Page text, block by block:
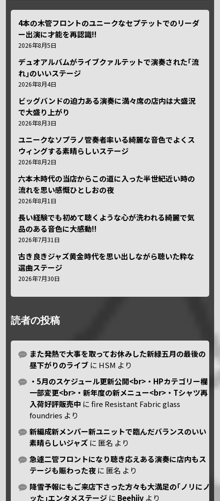
4本の木管フロントのユニークなセプテットでのリーダ
ー出演に才能を再認識!!
2026年8月5日
デュオアルバムがライブクァルテットで演奏された｢流
れ｣のいいステージ
2026年8月4日
ビッグバンドの迫力ある演奏に満々席の店内は大盛況
で大盛り上がり
2026年8月3日
ユニークなソプラノ管奏者率いる綺麗な音色でよくス
ウィングする素晴らしいステージ
2026年8月2日
六本木時代の当店からこの道に入った半世紀近い時の
流れを思い感慨ひとしおの夜
2026年8月1日
長い経験でも初めて聴くような心が洗われる綺麗で気
品のある音色に大感動!!
2026年7月31日
古き良きジャズ黄金時代を思い出しながら聴いた粋な
選曲ステージ
2026年7月30日
読者の投稿
また発熱で大事を取ってお休みした新緑五月の最後の
昼下がりのライブ に HSM より
・5月のスケジュール更新公開<br>・HPカテゴリー欄
一部変更<br>・新年度の新メニュー<br>・Tシャツ再
入荷好評販売中 にfire Resistant Fabric glass
foundries より
新編成新メンバー新ユニットで臨んだバランスのいい
素晴らしいジャズ に 匿名 より
急遽二管フロントになり聴き応えある演奏に店内もス
テージも賑わった夜 に 匿名 より
降雪予報にもご来店下さった方々も大満足の｢ノリにノ
ッた｣エンタメステージ に Beehiiv より